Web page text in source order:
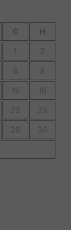
С
Н
1
2
8
9
15
16
22
23
29
30